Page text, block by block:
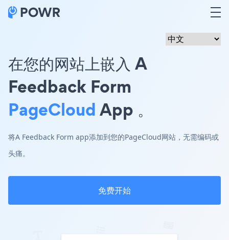
在您的网站上嵌入 A
Feedback Form
PageCloudApp 。
将A Feedback Form app添加到您的PageCloud网站，无需编码或
头痛。
免费开始